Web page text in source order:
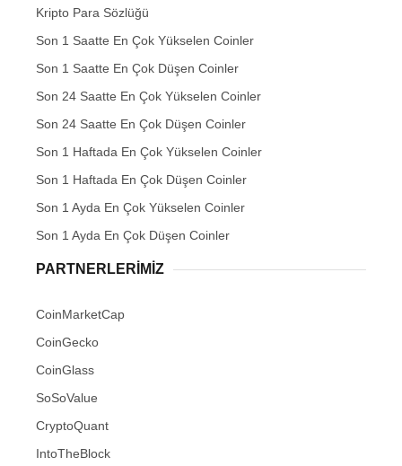
Kripto Para Sözlüğü
Son 1 Saatte En Çok Yükselen Coinler
Son 1 Saatte En Çok Düşen Coinler
Son 24 Saatte En Çok Yükselen Coinler
Son 24 Saatte En Çok Düşen Coinler
Son 1 Haftada En Çok Yükselen Coinler
Son 1 Haftada En Çok Düşen Coinler
Son 1 Ayda En Çok Yükselen Coinler
Son 1 Ayda En Çok Düşen Coinler
PARTNERLERIMIZ
CoinMarketCap
CoinGecko
CoinGlass
SoSoValue
CryptoQuant
IntoTheBlock